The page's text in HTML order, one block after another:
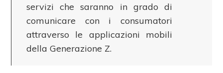
servizi che saranno in grado di
comunicare con i consumatori
attraverso le applicazioni mobili
della Generazione Z.